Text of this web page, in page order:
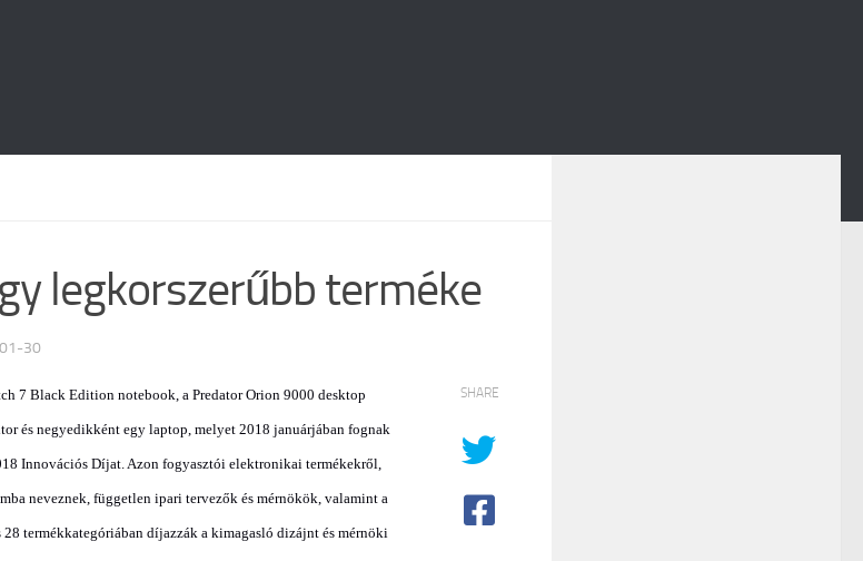
legkorszerűbb terméke
30
7 Black Edition notebook, a Predator Orion 9000 desktop
és negyedikként egy laptop, melyet 2018 januárjában fognak
Innovációs Díjat. Azon fogyasztói elektronikai termékekről,
neveznek, független ipari tervezők és mérnökök, valamint a
28 termékkategóriában díjazzák a kimagasló dizájnt és mérnöki
SHARE